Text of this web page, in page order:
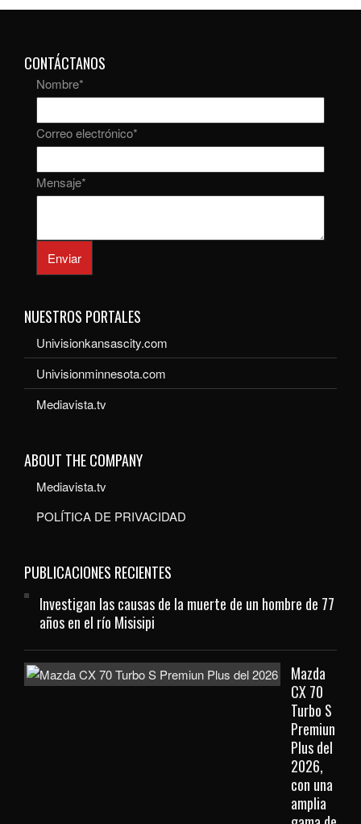
CONTÁCTANOS
Nombre*
Correo electrónico*
Mensaje*
Enviar
NUESTROS PORTALES
Univisionkansascity.com
Univisionminnesota.com
Mediavista.tv
ABOUT THE COMPANY
Mediavista.tv
POLÍTICA DE PRIVACIDAD
PUBLICACIONES RECIENTES
Investigan las causas de la muerte de un hombre de 77
años en el río Misisipi
Mazda
CX 70
Turbo S
Premiun
Plus del
2026,
con una
amplia